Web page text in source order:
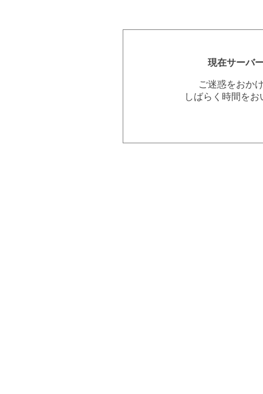
現在サーバ
ご迷惑をおか
しばらく時間を